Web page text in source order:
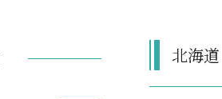
北海道